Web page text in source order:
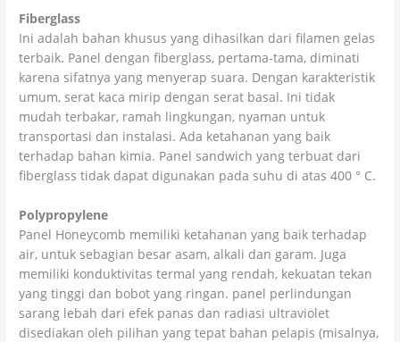
Fiberglass
Ini adalah bahan khusus yang dihasilkan dari filamen gelas
terbaik. Panel dengan fiberglass, pertama-tama, diminati
karena sifatnya yang menyerap suara. Dengan karakteristik
umum, serat kaca mirip dengan serat basal. Ini tidak
mudah terbakar, ramah lingkungan, nyaman untuk
transportasi dan instalasi. Ada ketahanan yang baik
terhadap bahan kimia. Panel sandwich yang terbuat dari
fiberglass tidak dapat digunakan pada suhu di atas 400 ° C.
Polypropylene
Panel Honeycomb memiliki ketahanan yang baik terhadap
air, untuk sebagian besar asam, alkali dan garam. Juga
memiliki konduktivitas termal yang rendah, kekuatan tekan
yang tinggi dan bobot yang ringan. panel perlindungan
sarang lebah dari efek panas dan radiasi ultraviolet
disediakan oleh pilihan yang tepat bahan pelapis (misalnya,